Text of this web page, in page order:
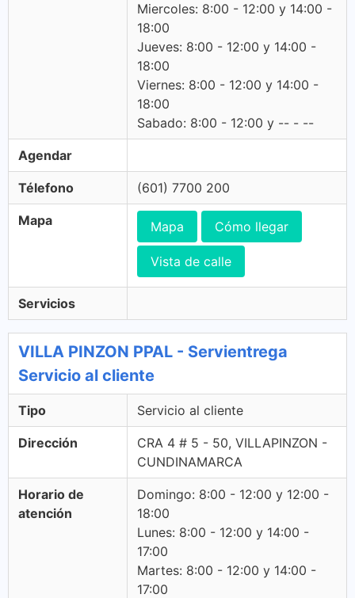
Miercoles: 8:00 - 12:00 y 14:00 -
18:00
Jueves: 8:00 - 12:00 y 14:00 -
18:00
Viernes: 8:00 - 12:00 y 14:00 -
18:00
Sabado: 8:00 - 12:00 y -- - --
Agendar
Télefono (601) 7700 200
Mapa Mapa Cómo llegar
Vista de calle
Servicios
VILLA PINZON PPAL - Servientrega
Servicio al cliente
Tipo Servicio al cliente
Dirección
CRA 4 # 5 - 50, VILLAPINZON -
CUNDINAMARCA
Horario de
atención
Domingo: 8:00 - 12:00 y 12:00 -
18:00
Lunes: 8:00 - 12:00 y 14:00 -
17:00
Martes: 8:00 - 12:00 y 14:00 -
17:00